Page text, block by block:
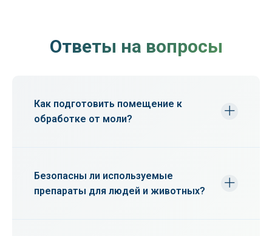
Ответы на вопросы
Как подготовить помещение к
обработке от моли?
лучше постирать или упаковать в пакеты.
Доступ к шкафам и комодам должен быть
Безопасны ли используемые
препараты для людей и животных?